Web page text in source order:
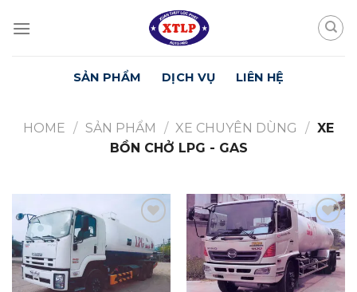
SẢN PHẨM DỊCH VỤ LIÊN HỆ
HOME / SẢN PHẨM / XE CHUYÊN DÙNG / XE
BỒN CHỞ LPG - GAS
Yêu
Thích
Yêu
Thích